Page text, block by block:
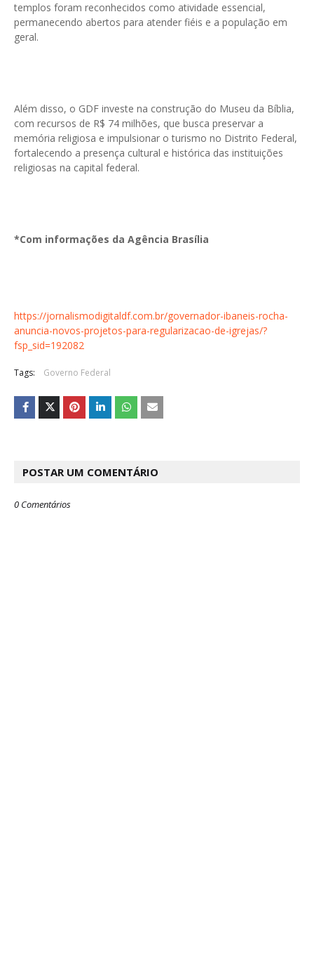
templos foram reconhecidos como atividade essencial,
permanecendo abertos para atender fiéis e a população em
geral.
Além disso, o GDF investe na construção do Museu da Bíblia,
com recursos de R$ 74 milhões, que busca preservar a
memória religiosa e impulsionar o turismo no Distrito Federal,
fortalecendo a presença cultural e histórica das instituições
religiosas na capital federal.
*Com informações da Agência Brasília
https://jornalismodigitaldf.com.br/governador-ibaneis-rocha-
anuncia-novos-projetos-para-regularizacao-de-igrejas/?
fsp_sid=192082
Tags: Governo Federal
POSTAR UM COMENTÁRIO
0 Comentários